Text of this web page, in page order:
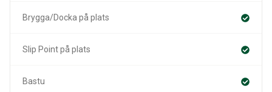
Brygga/Docka på plats
Slip Point på plats
Bastu